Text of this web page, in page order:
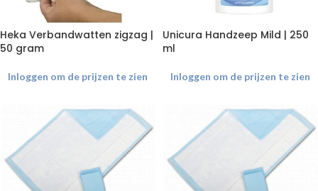
Heka Verbandwatten zigzag |
50 gram
Inloggen om de prijzen te zien
Unicura Handzeep Mild | 250
ml
Inloggen om de prijzen te zien